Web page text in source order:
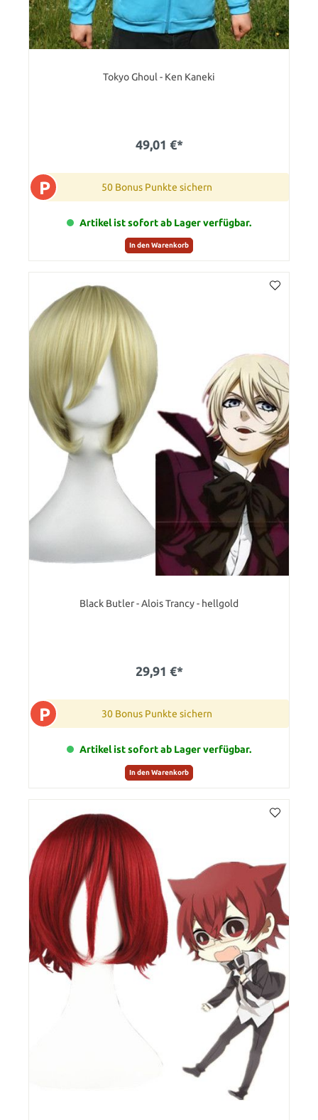
Tokyo Ghoul - Ken Kaneki
49,01 €*
P 50 Bonus Punkte sichern
Artikel ist sofort ab Lager verfügbar.
In den Warenkorb
Black Butler - Alois Trancy - hellgold
29,91 €*
P 30 Bonus Punkte sichern
Artikel ist sofort ab Lager verfügbar.
In den Warenkorb